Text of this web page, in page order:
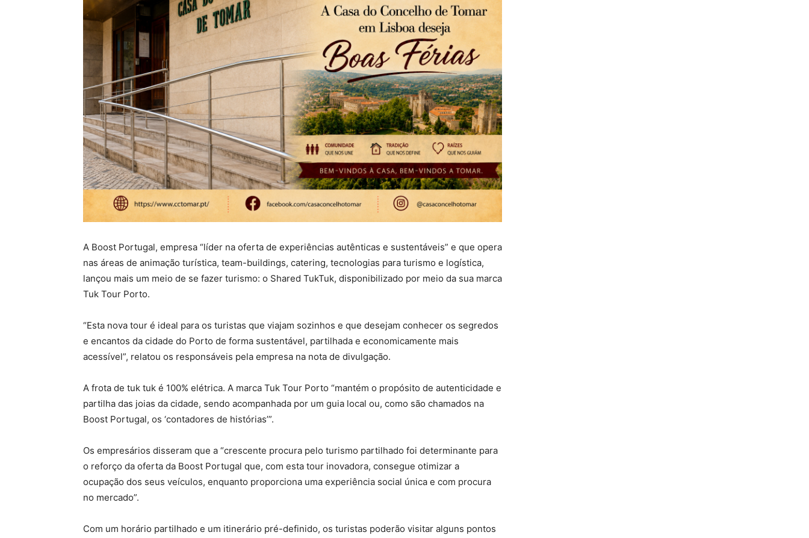
A Boost Portugal, empresa “líder na oferta de experiências autênticas e sustentáveis” e que opera
nas áreas de animação turística, team-buildings, catering, tecnologias para turismo e logística,
lançou mais um meio de se fazer turismo: o Shared TukTuk, disponibilizado por meio da sua marca
Tuk Tour Porto.
“Esta nova tour é ideal para os turistas que viajam sozinhos e que desejam conhecer os segredos
e encantos da cidade do Porto de forma sustentável, partilhada e economicamente mais
acessível”, relatou os responsáveis pela empresa na nota de divulgação.
A frota de tuk tuk é 100% elétrica. A marca Tuk Tour Porto “mantém o propósito de autenticidade e
partilha das joias da cidade, sendo acompanhada por um guia local ou, como são chamados na
Boost Portugal, os ‘contadores de histórias’”.
Os empresários disseram que a “crescente procura pelo turismo partilhado foi determinante para
o reforço da oferta da Boost Portugal que, com esta tour inovadora, consegue otimizar a
ocupação dos seus veículos, enquanto proporciona uma experiência social única e com procura
no mercado”.
Com um horário partilhado e um itinerário pré-definido, os turistas poderão visitar alguns pontos